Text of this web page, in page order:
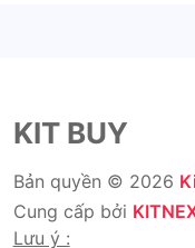
KIT BUY
Bản quyền © 2026
Cung cấp bởi
Lưu ý :